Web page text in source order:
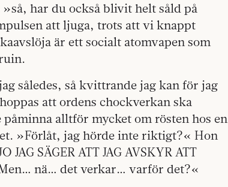
har du också blivit helt såld på
att ljuga, trots att vi knappt
är ett socialt atomvapen som
således, så kvittrande jag kan för jag
att ordens chockverkan ska
alltför mycket om rösten hos en
»Förlåt, jag hörde inte riktigt?« Hon
SÄGER ATT JAG AVSKYR ATT
nä… det verkar… varför det?«